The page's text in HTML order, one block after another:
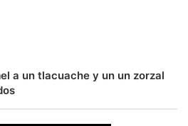
a un tlacuache y un un zorzal